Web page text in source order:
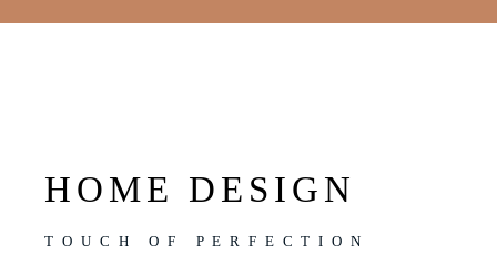
HOME DESIGN
TOUCH OF PERFECTION